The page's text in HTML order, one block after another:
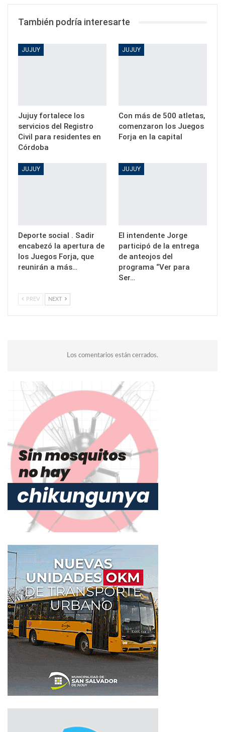
También podría interesarte
JUJUY
Jujuy fortalece los
servicios del Registro
Civil para residentes en
Córdoba
JUJUY
Con más de 500 atletas,
comenzaron los Juegos
Forja en la capital
JUJUY
Deporte social . Sadir
encabezó la apertura de
los Juegos Forja, que
reunirán a más…
JUJUY
El intendente Jorge
participó de la entrega
de anteojos del
programa “Ver para
Ser…
PREV NEXT
Los comentarios están cerrados.